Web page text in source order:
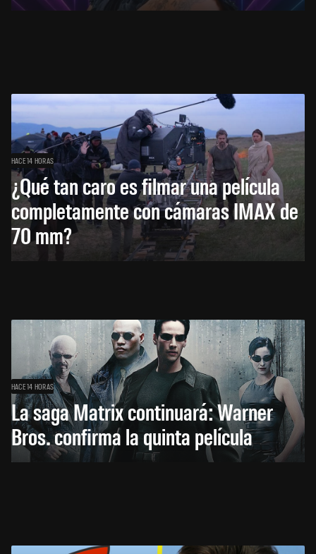
HACE 14 HORAS
¿Qué tan caro es filmar una película
completamente con cámaras IMAX de
70 mm?
HACE 14 HORAS
La saga Matrix continuará: Warner
Bros. confirma la quinta película